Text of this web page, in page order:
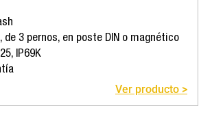
de 3 pernos, en poste DIN o magnético
IP69K
Ver producto >